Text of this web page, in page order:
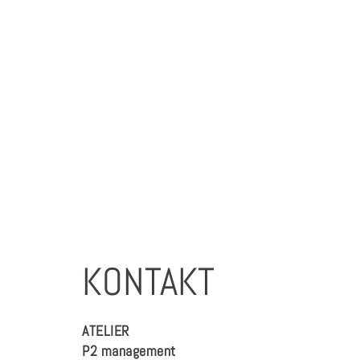
KONTAKT
ATELIER
P2 management